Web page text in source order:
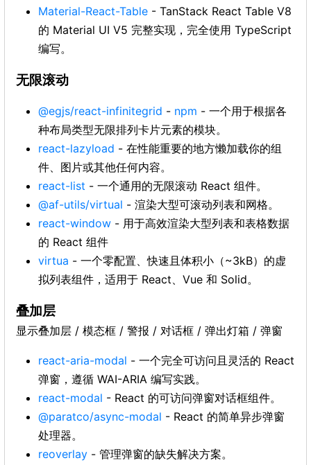
Material-React-Table - TanStack React Table V8
的 Material UI V5 完整实现，完全使用 TypeScript
编写。
无限滚动
@egjs/react-infinitegrid - npm - 一个用于根据各
种布局类型无限排列卡片元素的模块。
react-lazyload - 在性能重要的地方懒加载你的组
件、图片或其他任何内容。
react-list - 一个通用的无限滚动 React 组件。
@af-utils/virtual - 渲染大型可滚动列表和网格。
react-window - 用于高效渲染大型列表和表格数据
的 React 组件
virtua - 一个零配置、快速且体积小（~3kB）的虚
拟列表组件，适用于 React、Vue 和 Solid。
叠加层
显示叠加层 / 模态框 / 警报 / 对话框 / 弹出灯箱 / 弹窗
react-aria-modal - 一个完全可访问且灵活的 React
弹窗，遵循 WAI-ARIA 编写实践。
react-modal - React 的可访问弹窗对话框组件。
@paratco/async-modal - React 的简单异步弹窗
处理器。
reoverlay - 管理弹窗的缺失解决方案。